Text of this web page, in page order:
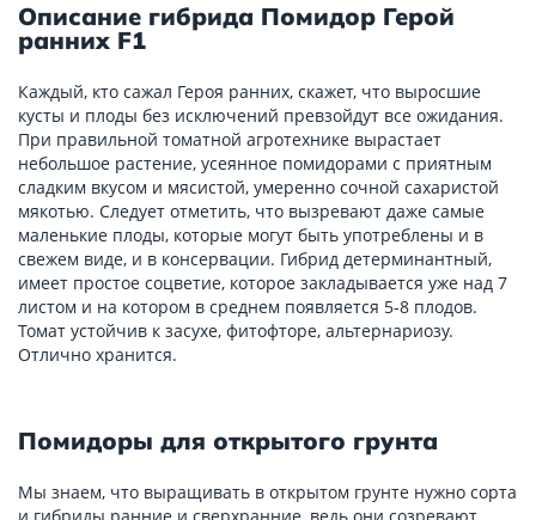
Описание гибрида Помидор Герой
ранних F1
Каждый, кто сажал Героя ранних, скажет, что выросшие
кусты и плоды без исключений превзойдут все ожидания.
При правильной томатной агротехнике вырастает
небольшое растение, усеянное помидорами с приятным
сладким вкусом и мясистой, умеренно сочной сахаристой
мякотью. Следует отметить, что вызревают даже самые
маленькие плоды, которые могут быть употреблены и в
свежем виде, и в консервации. Гибрид детерминантный,
имеет простое соцветие, которое закладывается уже над 7
листом и на котором в среднем появляется 5-8 плодов.
Томат устойчив к засухе, фитофторе, альтернариозу.
Отлично хранится.
Помидоры для открытого грунта
Мы знаем, что выращивать в открытом грунте нужно сорта